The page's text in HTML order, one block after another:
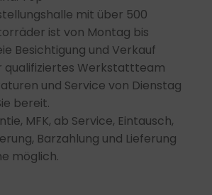
mit über 500
ist von Montag bis
Besichtigung und Verkauf
qualifiziertes Werkstattteam
und Service von Dienstag
bereit.
MFK, ab Service, Eintausch,
Barzahlung und Lieferung
möglich.